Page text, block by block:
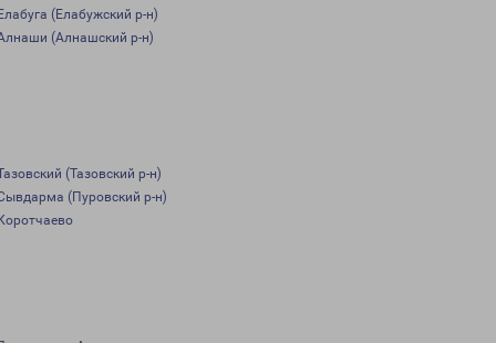
(Елабужский р-н)
(Алнашский р-н)
(Тазовский р-н)
(Пуровский р-н)